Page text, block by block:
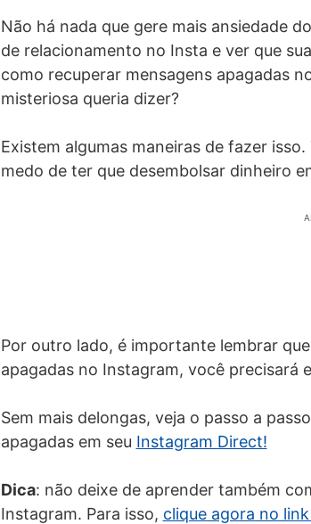
Não há nada que gere mais ansiedade
de relacionamento no Insta e ver que
como recuperar mensagens apagadas
misteriosa queria dizer?
Existem algumas maneiras de fazer
medo de ter que desembolsar dinheiro
Por outro lado, é importante lembrar
apagadas no Instagram, você
Sem mais delongas, veja o passo a
apagadas em seu Instagram Direct!
Dica: não deixe de aprender também
Instagram. Para isso, clique agora no